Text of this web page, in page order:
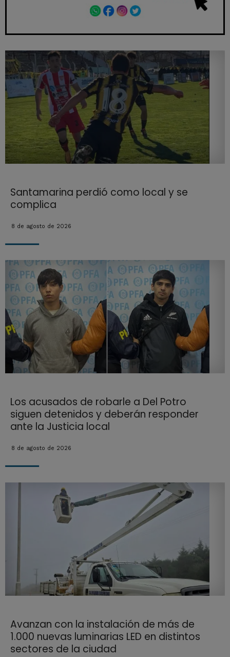
Santamarina perdió como local y se
complica
8 de agosto de 2026
Los acusados de robarle a Del Potro
siguen detenidos y deberán responder
ante la Justicia local
8 de agosto de 2026
Avanzan con la instalación de más de
1.000 nuevas luminarias LED en distintos
sectores de la ciudad